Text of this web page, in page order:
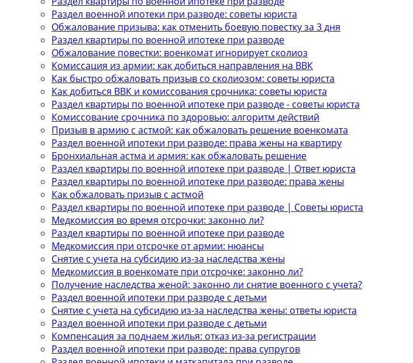
Раздел военной ипотеки при разводе: советы юриста
Обжалование призыва: как отменить боевую повестку за 3 дня
Раздел квартиры по военной ипотеке при разводе
Обжалование повестки: военкомат игнорирует сколиоз
Комиссация из армии: как добиться направления на ВВК
Как быстро обжаловать призыв со сколиозом: советы юриста
Как добиться ВВК и комиссования срочника: советы юриста
Раздел квартиры по военной ипотеке при разводе - советы юриста
Комиссование срочника по здоровью: алгоритм действий
Призыв в армию с астмой: как обжаловать решение военкомата
Раздел военной ипотеки при разводе: права жены на квартиру
Бронхиальная астма и армия: как обжаловать решение
Раздел квартиры по военной ипотеке при разводе | Ответ юриста
Раздел квартиры по военной ипотеке при разводе: права жены
Как обжаловать призыв с астмой
Раздел квартиры по военной ипотеке при разводе | Советы юриста
Медкомиссия во время отсрочки: законно ли?
Раздел квартиры по военной ипотеке при разводе
Медкомиссия при отсрочке от армии: нюансы
Снятие с учета на субсидию из-за наследства жены
Медкомиссия в военкомате при отсрочке: законно ли?
Получение наследства женой: законно ли снятие военного с учета?
Раздел военной ипотеки при разводе с детьми
Снятие с учета на субсидию из-за наследства жены: ответы юриста
Раздел военной ипотеки при разводе с детьми
Компенсация за поднаем жилья: отказ из-за регистрации
Раздел военной ипотеки при разводе: права супругов